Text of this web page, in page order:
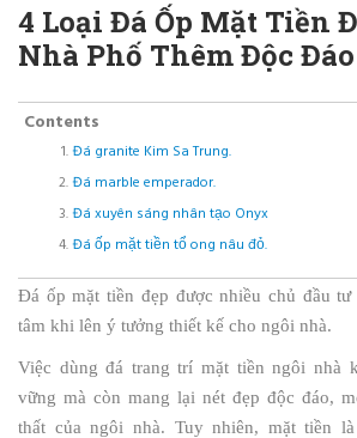
4 Loại Đá Ốp Mặt Tiền
Nhà Phố Thêm Độc Đáo
Contents
Đá granite Kim Sa Trung.
Đá marble emperador.
Đá xuyên sáng nhân tạo Onyx
Đá ốp mặt tiền tổ ong nâu đỏ.
Đá ốp mặt tiền đẹp được nhiều chủ đầu
tâm khi lên ý tưởng thiết kế cho ngôi nhà.
Việc dùng đá trang trí mặt tiền ngôi nhà
vững mà còn mang lại nét đẹp độc đáo,
thất của ngôi nhà. Tuy nhiên, mặt tiền